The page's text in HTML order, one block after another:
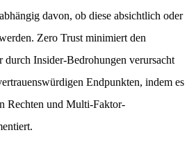
davon, ob diese absichtlich oder
Zero Trust minimiert den
durch Insider-Bedrohungen verursacht
Endpunkten, indem es
Rechten und Multi-Faktor-